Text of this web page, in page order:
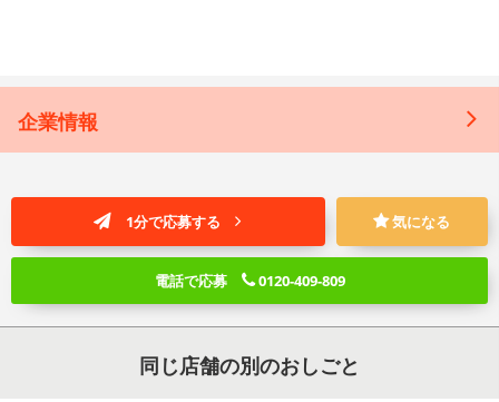
企業情報
1分で応募する 気になる
電話で応募 0120-409-809
同じ店舗の別のおしごと